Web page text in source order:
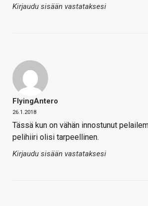
Kirjaudu sisään vastataksesi
FlyingAntero
26.1.2018
Tässä kun on vähän innostunut
pelihiiri olisi tarpeellinen.
Kirjaudu sisään vastataksesi